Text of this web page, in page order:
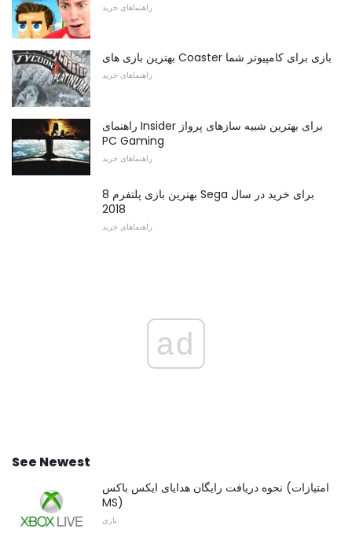
راهنماهای خرید
بهترین بازی های Coaster بازی برای کامپیوتر شما
راهنماهای خرید
راهنمای Insider برای بهترین شبیه سازهای پرواز
PC Gaming
راهنماهای خرید
8 بهترین بازی پلتفرم Sega برای خرید در سال
2018
راهنماهای خرید
ad
See Newest
نحوه دریافت رایگان هدایای ایکس باکس (امتیازات
MS)
بازی